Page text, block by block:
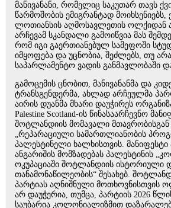
მანივანანი, რომელიც საკუთარ თავს
წარმოშობის ემიგრანტად მოიხსენიებს,
ლოთიანსის აღმოსავლეთის ოლქიდან
არჩევამ სკანდალი გამოიწვია მას
რომ იგი გაერთიანებულ სამეფოში
იმყოფება და უცნობია, შეძლებს, თუ
საპარლამენტო ვადის განმავლობაში
გამოცემის ცნობით, მანივანანმა და
ტრანსგენდერმა, ახლად არჩეულმა
აირის დუანმა მხარი დაუჭირეს
Palestine Scotland-ის წინასაარჩევნო
შოტლანდიის მომავალი
„რეპარაციული სამართლიანობის
პალესტინელი ხალხისთვის. მანიფესტი
ანგარიშის მომზადებას პალესტინის
ოკუპაციაში შოტლანდიის ისტორიული
თანამონაწილეობის“ შესახებ.
პარტიას აღნიშნული მოთხოვნისთვის
არ დაუჭერია, თუმცა, პარტიის 2026
საუბარია კოლონიალიზმით